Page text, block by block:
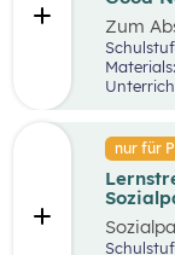
Zum
sich mit
sollen
Thema
nur für